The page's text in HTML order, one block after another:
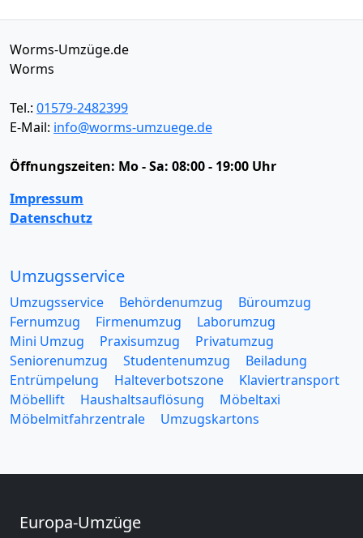
Worms-Umzüge.de
Worms
Tel.: 01579-2482399
E-Mail: info@worms-umzuege.de
Öffnungszeiten: Mo - Sa: 08:00 - 19:00 Uhr
Impressum
Datenschutz
Umzugsservice
Umzugsservice Behördenumzug
Büroumzug
Fernumzug
Firmenumzug
Laborumzug
Mini Umzug
Praxisumzug
Privatumzug
Seniorenumzug
Studentenumzug
Beiladung
Entrümpelung
Halteverbotszone
Klaviertransport
Möbellift
Haushaltsauflösung
Möbeltaxi
Möbelmitfahrzentrale
Umzugskartons
Europa-Umzüge